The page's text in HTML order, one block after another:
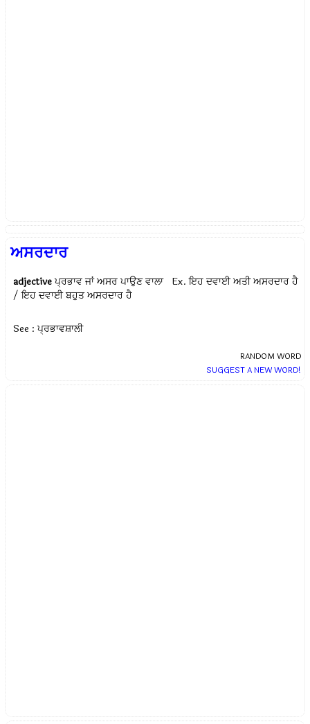
ਅਸਰਦਾਰ
adjective ਪ੍ਰਭਾਵ ਜਾਂ ਅਸਰ ਪਾਉਣ ਵਾਲਾ Ex.ਇਹ ਦਵਾਈ ਅਤੀ ਅਸਰਦਾਰ ਹੈ
/ ਇਹ ਦਵਾਈ ਬਹੁਤ ਅਸਰਦਾਰ ਹੈ
See : ਪ੍ਰਭਾਵਸ਼ਾਲੀ
RANDOM WORD
SUGGEST A NEW WORD!